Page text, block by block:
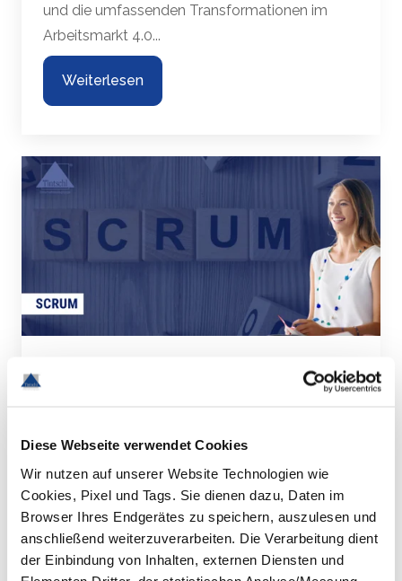
Diese Webseite verwendet Cookies
Wir nutzen auf unserer Website Technologien wie
Cookies, Pixel und Tags. Sie dienen dazu, Daten im
Browser Ihres Endgerätes zu speichern, auszulesen und
anschließend weiterzuverarbeiten. Die Verarbeitung dient
der Einbindung von Inhalten, externen Diensten und
und die umfassenden Transformationen im
Arbeitsmarkt 4.0...
Weiterlesen
Master Mind in agilen
Prozessen
Simon Umminger